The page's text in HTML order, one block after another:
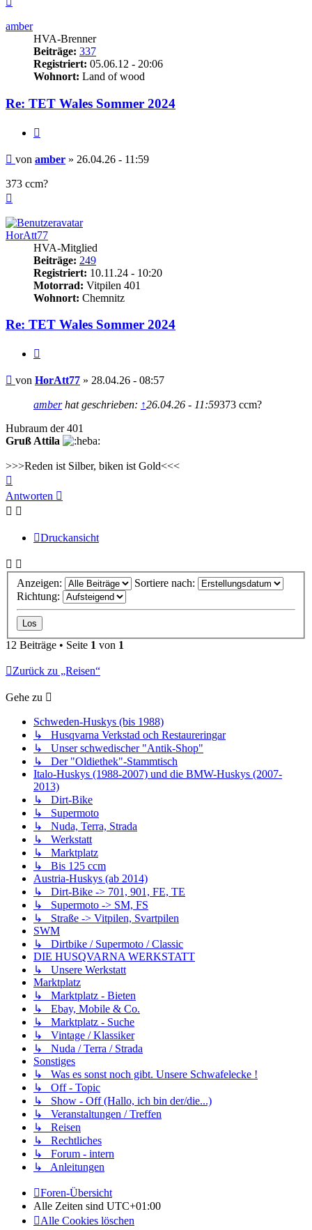
amber
HVA-Brenner
Beiträge: 337
Registriert: 05.06.12 - 20:06
Wohnort: Land of wood
Re: TET Wales Sommer 2024
Beitrag
von amber » 26.04.26 - 11:59
373 ccm?
HorAtt77
HVA-Mitglied
Beiträge: 249
Registriert: 10.11.24 - 10:20
Motorrad: Vitpilen 401
Wohnort: Chemnitz
Re: TET Wales Sommer 2024
Beitrag
von HorAtt77 » 28.04.26 - 08:57
amberhat geschrieben: ↑26.04.26 - 11:59373 ccm?
Hubraum der 401
Gruß Attila
>>>Reden ist Silber, biken ist Gold<<<
oben
Antworten
Druckansicht
Anzeigen:
Sortiere nach:
Richtung:
12 Beiträge • Seite 1 von 1
Zurück zu „Reisen“
Gehe zu
Schweden-Huskys (bis 1988)
↳ Husqvarna Verkstad och Restaureringar
↳ Unser schwedischer "Antik-Shop"
↳ Der "Oldiethek"-Stammtisch
Italo-Huskys (1988-2007) und die BMW-Huskys (2007-
2013)
↳ Dirt-Bike
↳ Supermoto
↳ Nuda, Terra, Strada
↳ Werkstatt
↳ Marktplatz
↳ Bis 125 ccm
Austria-Huskys (ab 2014)
↳ Dirt-Bike -> 701, 901, FE, TE
↳ Supermoto -> SM, FS
↳ Straße -> Vitpilen, Svartpilen
SWM
↳ Dirtbike / Supermoto / Classic
DIE HUSQVARNA WERKSTATT
↳ Unsere Werkstatt
Marktplatz
↳ Marktplatz - Bieten
↳ Ebay, Mobile & Co.
↳ Marktplatz - Suche
↳ Vintage / Klassiker
↳ Nuda / Terra / Strada
Sonstiges
↳ Was es sonst noch gibt. Unsere Schwafelecke !
↳ Off - Topic
↳ Show - Off (Hallo, ich bin der/die...)
↳ Veranstaltungen / Treffen
↳ Reisen
↳ Rechtliches
↳ Forum - intern
↳ Anleitungen
Foren-Übersicht
Alle Zeiten sind UTC+01:00
Alle Cookies löschen